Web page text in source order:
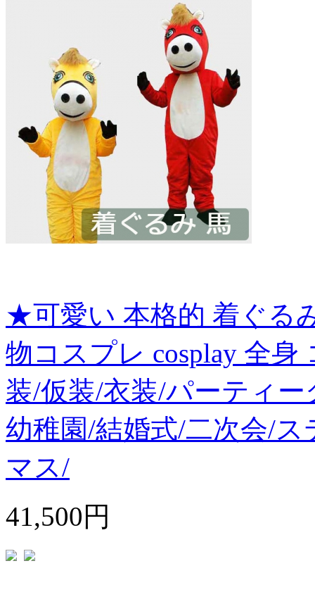
★可愛い 本格的 着ぐる
物コスプレ cosplay 全
装/仮装/衣装/パーティ
幼稚園/結婚式/二次会/
マス/
41,500円